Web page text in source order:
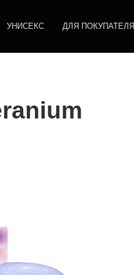
УНИСЕКС ДЛЯ ПОКУПАТЕЛЯ